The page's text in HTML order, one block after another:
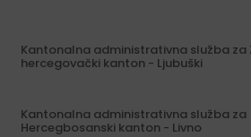
Kantonalna administrativna služba
hercegovački kanton - Ljubuški
Kantonalna administrativna služba za
Hercegbosanski kanton - Livno